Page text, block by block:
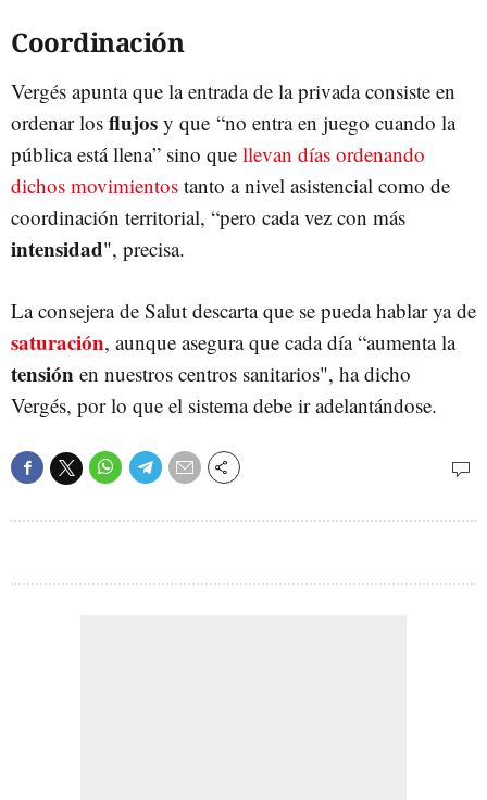
Coordinación
Vergés apunta que la entrada de la privada consiste en
ordenar los flujos y que “no entra en juego cuando la
pública está llena” sino que llevan días ordenando
dichos movimientos tanto a nivel asistencial como de
coordinación territorial, “pero cada vez con más
intensidad", precisa.
La consejera de Salut descarta que se pueda hablar ya de
saturación, aunque asegura que cada día “aumenta la
tensión en nuestros centros sanitarios", ha dicho
Vergés, por lo que el sistema debe ir adelantándose.